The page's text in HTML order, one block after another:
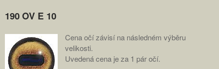
190 OV E 10
Cena očí závisí na následném výběru
velikosti.
Uvedená cena je za 1 pár očí.